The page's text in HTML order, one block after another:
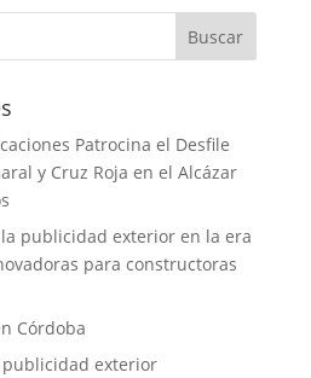
Patrocina el Desfile
y Cruz Roja en el Alcázar
publicidad exterior en la era
para constructoras
Córdoba
exterior